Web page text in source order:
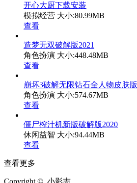
开心大厨下载安装
模拟经营 大小:80.99MB
查看
造梦无双破解版2021
角色扮演 大小:448.48MB
查看
崩坏3破解无限钻石全人物皮肤版
角色扮演 大小:574.67MB
查看
僵尸榨汁机新版破解版2020
休闲益智 大小:94.44MB
查看
查看更多
Copyright © 小影志